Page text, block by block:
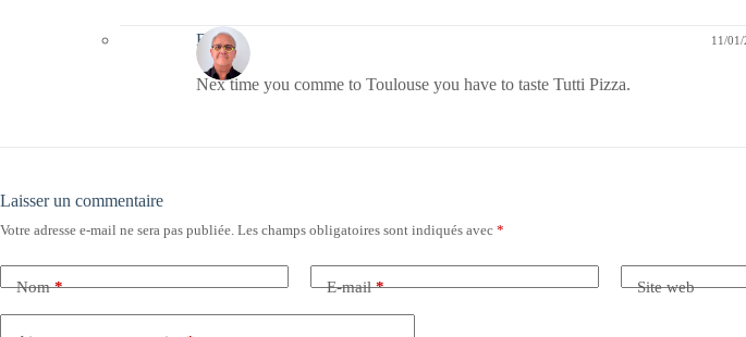
Bernie 11/
Nex time you comme to Toulouse you have to taste Tutti Pizza.
Laisser un commentaire
Votre adresse e-mail ne sera pas publiée. Les champs obligatoires sont indiqués avec *
Nom* E-mail* Site web